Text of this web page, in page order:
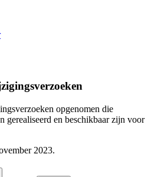
opgenomen die
gerealiseerd en beschikbaar zijn voor
2023.